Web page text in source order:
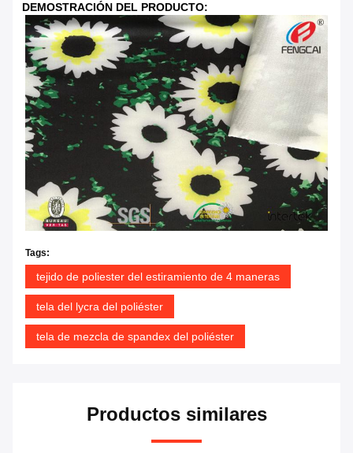
DEMOSTRACIÓN DEL PRODUCTO:
Tags:
tejido de poliester del estiramiento de 4 maneras
tela del lycra del poliéster
tela de mezcla de spandex del poliéster
Productos similares